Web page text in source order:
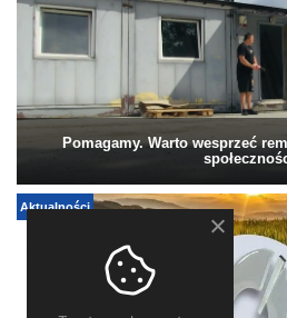
Pomagamy. Warto wesprzeć
Aktualności